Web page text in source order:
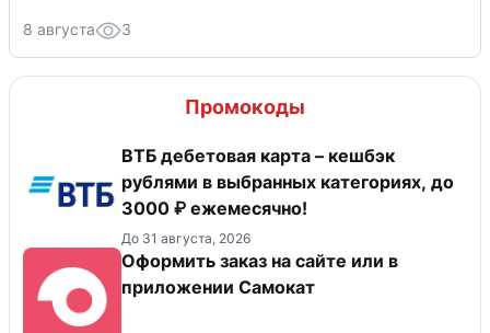
8 августа 3
Промокоды
ВТБ дебетовая карта – кешбэк
рублями в выбранных категориях, до
3000 ₽ ежемесячно!
До 31 августа, 2026
Оформить заказ на сайте или в
приложении Самокат